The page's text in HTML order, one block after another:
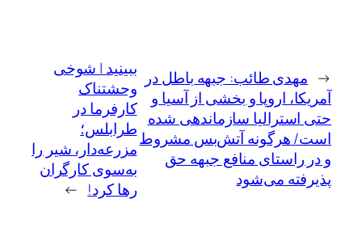
← مهدی طائب: جبهه باطل در
آمریکا، اروپا و بخشی از آسیا و
حتی استرالیا سازماندهی شده
است/ هرگونه آتش‌بس مشروط
و در راستای منافع جبهه حق
پذیرفته می‌شود
ببینید | شوخی
وحشتناک
کارفرما در
طرابلس؛
مزرعه‌دار، شیر را
به‌سوی کارگران
رها کرد! →